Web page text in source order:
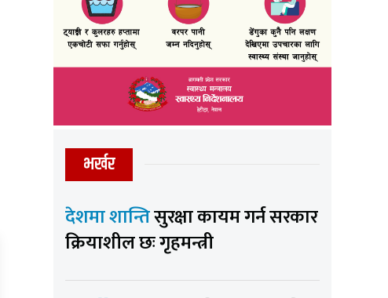
भर्खर
देशमा शान्तिसुरक्षा कायम गर्न सरकार
क्रियाशील छः गृहमन्त्री